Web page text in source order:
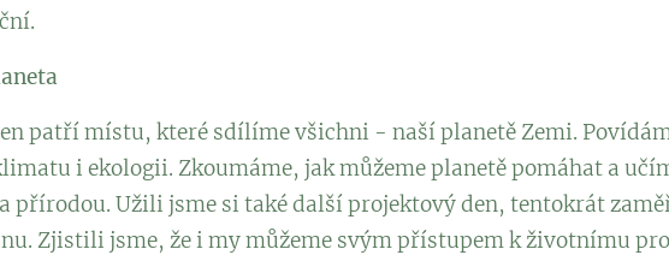
patří místu, které sdílíme všichni - naší planetě Zemi.
i ekologii. Zkoumáme, jak můžeme planetě pomáhat a
přírodou. Užili jsme si také další projektový den, tentokrát
Zjistili jsme, že i my můžeme svým přístupem k životnímu